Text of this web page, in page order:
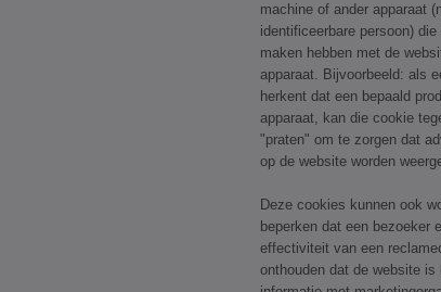
machine of ander apparaat
identificeerbare persoon)
maken hebben met de
apparaat. Bijvoorbeeld: als
herkent dat een bepaald
apparaat, kan die cookie
"praten" om te zorgen dat
op de website worden
Deze cookies kunnen ook
beperken dat een bezoeker
effectiviteit van een
onthouden dat de website